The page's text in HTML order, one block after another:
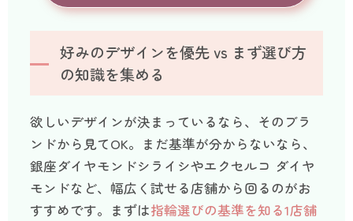
好みのデザインを優先 vs まず選び方
の知識を集める
欲しいデザインが決まっているなら、そのブラ
ンドから見てOK。まだ基準が分からないなら、
銀座ダイヤモンドシライシやエクセルコ ダイヤ
モンドなど、幅広く試せる店舗から回るのがお
すすめです。まずは指輪選びの基準を知る1店舗